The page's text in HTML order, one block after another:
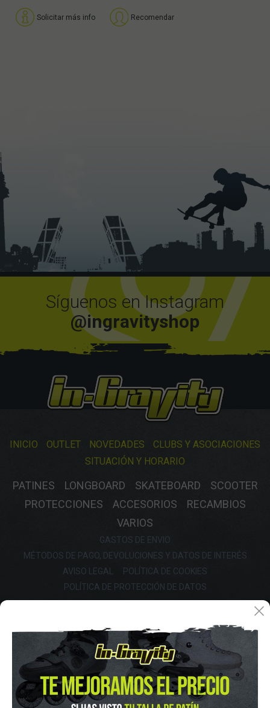
Solicitar más info Recomendar
Síguenos en Instagram
@ingravityshop
INICIO OUTLET NOVEDADES
CLUBS Y ASOCIACIONES
SITUACIÓN Y HORARIO
PATINES LONGBOARD SKATEBOARD
SCOOTER
PROTECCIONES
ACCESORIOS
RECAMBIOS
VARIOS
GASTOS DE ENVIO
MÉTODOS DE PAGO, DEVOLUCIONES Y DATOS DE INTERÉS
AVISO LEGAL
POLÍTICA DE COOKIES
POLÍTICA DE PROTECCIÓN DE DATOS